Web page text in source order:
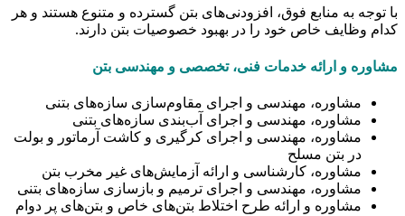
با توجه به منابع فوق، افزودنی‌های بتن گسترده و متنوع هستند و هر
کدام وظایف خاص خود را در بهبود خصوصیات بتن دارند.
مشاوره و ارائه خدمات فنی، تخصصی و مهندسی بتن
مشاوره، مهندسی و اجرای مقاوم‌سازی سازه‌های بتنی
مشاوره، مهندسی و اجرای آب‌بندی سازه‌های بتنی
مشاوره، مهندسی و اجرای کرگیری و کاشت آرماتور و بولت
در بتن مسلح
مشاوره، کارشناسی و ارائه آزمایش‌های غیر مخرب بتن
مشاوره، مهندسی و اجرای ترمیم و بازسازی سازه‌های بتنی
مشاوره و ارائه طرح اختلاط بتن‌های خاص و بتن‌های پر دوام